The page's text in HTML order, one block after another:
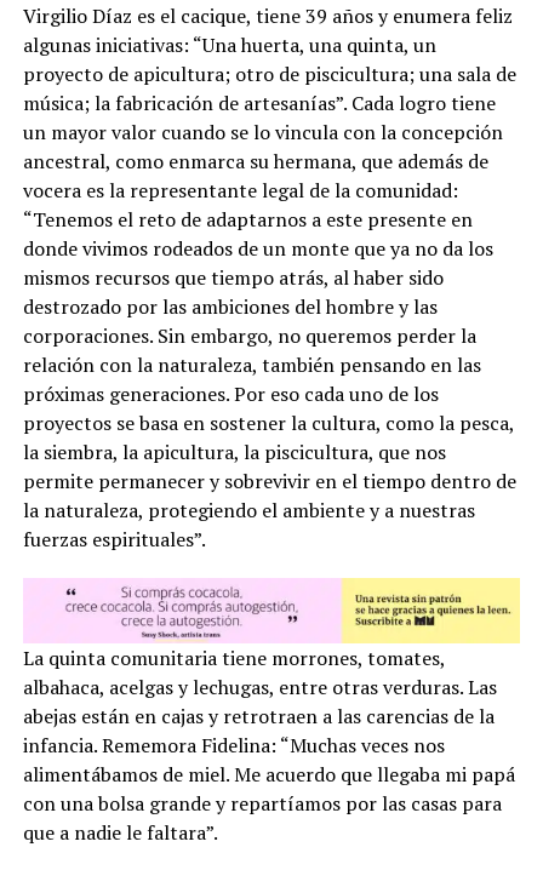
Virgilio Díaz es el cacique, tiene 39 años y enumera feliz
algunas iniciativas: “Una huerta, una quinta, un
proyecto de apicultura; otro de piscicultura; una sala de
música; la fabricación de artesanías”. Cada logro tiene
un mayor valor cuando se lo vincula con la concepción
ancestral, como enmarca su hermana, que además de
vocera es la representante legal de la comunidad:
“Tenemos el reto de adaptarnos a este presente en
donde vivimos rodeados de un monte que ya no da los
mismos recursos que tiempo atrás, al haber sido
destrozado por las ambiciones del hombre y las
corporaciones. Sin embargo, no queremos perder la
relación con la naturaleza, también pensando en las
próximas generaciones. Por eso cada uno de los
proyectos se basa en sostener la cultura, como la pesca,
la siembra, la apicultura, la piscicultura, que nos
permite permanecer y sobrevivir en el tiempo dentro de
la naturaleza, protegiendo el ambiente y a nuestras
fuerzas espirituales”.
La quinta comunitaria tiene morrones, tomates,
albahaca, acelgas y lechugas, entre otras verduras. Las
abejas están en cajas y retrotraen a las carencias de la
infancia. Rememora Fidelina: “Muchas veces nos
alimentábamos de miel. Me acuerdo que llegaba mi papá
con una bolsa grande y repartíamos por las casas para
que a nadie le faltara”.